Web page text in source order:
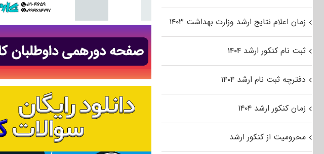
زمان اعلام نتایج ارشد وزارت بهداشت ۱۴۰۳
ثبت نام کنکور ارشد ۱۴۰۴
دفترچه ثبت نام ارشد ۱۴۰۴
زمان کنکور ارشد ۱۴۰۴
محرومیت از کنکور ارشد